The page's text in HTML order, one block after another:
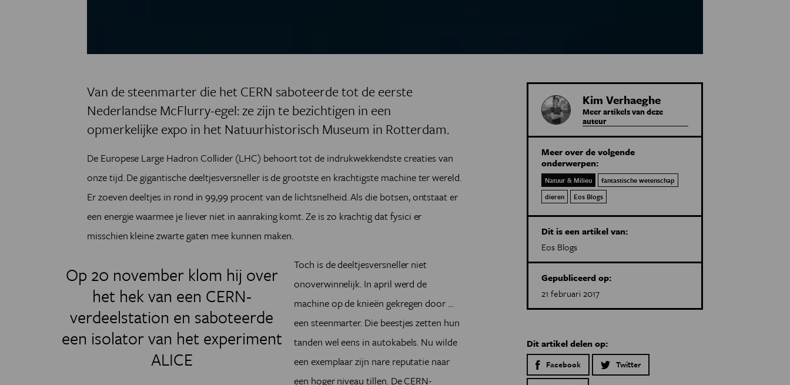
Van de steenmarter die het CERN saboteerde tot de eerste
Nederlandse McFlurry-egel: ze zijn te bezichtigen in een
opmerkelijke expo in het Natuurhistorisch Museum in Rotterdam.
De Europese Large Hadron Collider (LHC) behoort tot de indrukwekkendste creaties van
onze tijd. De gigantische deeltjesversneller is de grootste en krachtigste machine ter wereld.
Er zoeven deeltjes in rond in 99,99 procent van de lichtsnelheid. Als die botsen, ontstaat er
een energie waarmee je liever niet in aanraking komt. Ze is zo krachtig dat fysici er
misschien kleine zwarte gaten mee kunnen maken.
Op 20 november klom hij over
het hek van een CERN-
verdeelstation en saboteerde
een isolator van het experiment
ALICE
Toch is de deeltjesversneller niet
onoverwinnelijk. In april werd de
machine op de knieën gekregen door …
een steenmarter. Die beestjes zetten hun
tanden wel eens in autokabels. Nu wilde
een exemplaar zijn nare reputatie naar
een hoger niveau tillen. De CERN-
Kim Verhaeghe
Meer artikels van deze
auteur
Meer over de volgende
onderwerpen:
Natuur & Milieu
fantastische wetenschap
dieren
Eos Blogs
Dit is een artikel van:
Eos Blogs
Gepubliceerd op:
21 februari 2017
Dit artikel delen op:
Facebook Twitter